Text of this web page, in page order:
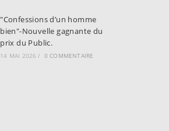
"Confessions d’un homme
bien"-Nouvelle gagnante du
prix du Public.
14 MAI 2026 / 0 COMMENTAIRE